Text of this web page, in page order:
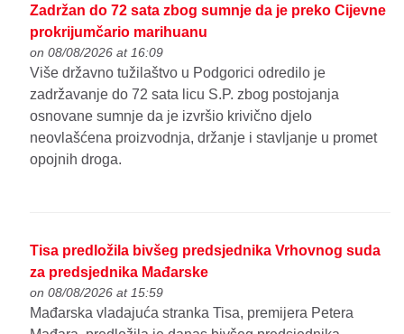
Zadržan do 72 sata zbog sumnje da je preko Cijevne
prokrijumčario marihuanu
on 08/08/2026 at 16:09
Više državno tužilaštvo u Podgorici odredilo je
zadržavanje do 72 sata licu S.P. zbog postojanja
osnovane sumnje da je izvršio krivično djelo
neovlašćena proizvodnja, držanje i stavljanje u promet
opojnih droga.
Tisa predložila bivšeg predsjednika Vrhovnog suda
za predsjednika Mađarske
on 08/08/2026 at 15:59
Mađarska vladajuća stranka Tisa, premijera Petera